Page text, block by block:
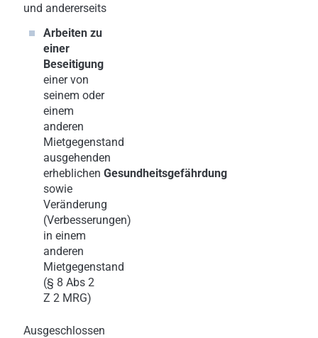
und andererseits
Arbeiten zu
einer
Beseitigung
einer von
seinem oder
einem
anderen
Mietgegenstand
ausgehenden
erheblichen Gesundheitsgefährdung
sowie
Veränderung
(Verbesserungen)
in einem
anderen
Mietgegenstand
(§ 8 Abs 2
Z 2 MRG)
Ausgeschlossen